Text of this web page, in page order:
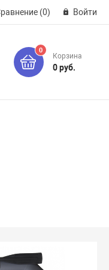
(0) Войти
0
Корзина
0 руб.